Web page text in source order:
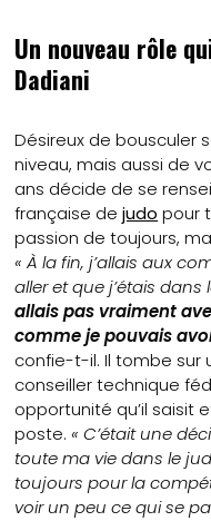
Un nouveau rôle
Dadiani
Désireux de bousculer
niveau, mais aussi de
ans décide de se
française dejudo pour
passion de toujours,
« À la fin, j’allais aux
aller et que j’étais
allais pas vraiment
comme je pouvais
confie-t-il. Il tombe sur
conseiller technique
opportunité qu’il saisit
poste.« C’était une
toute ma vie dans le
toujours pour la
voir un peu ce qui se